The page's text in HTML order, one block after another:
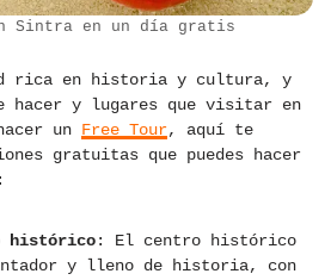
Sintra en un día gratis
rica en historia y cultura, y
hacer y lugares que visitar en
un Free Tour, aquí te
gratuitas que puedes hacer
histórico: El centro histórico
y lleno de historia, con